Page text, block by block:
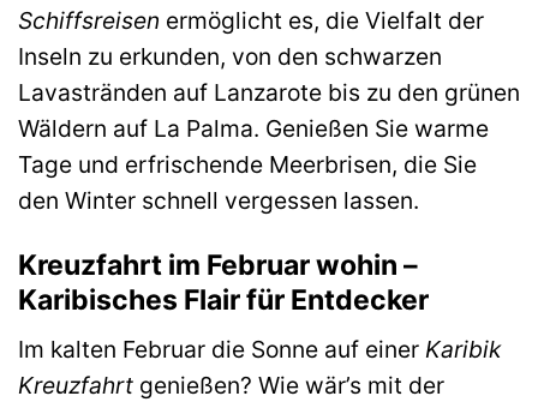
Schiffsreisen ermöglicht es, die Vielfalt der
Inseln zu erkunden, von den schwarzen
Lavastränden auf Lanzarote bis zu den grünen
Wäldern auf La Palma. Genießen Sie warme
Tage und erfrischende Meerbrisen, die Sie
den Winter schnell vergessen lassen.
Kreuzfahrt im Februar wohin –
Karibisches Flair für Entdecker
Im kalten Februar die Sonne auf einer Karibik
Kreuzfahrt genießen? Wie wär’s mit der